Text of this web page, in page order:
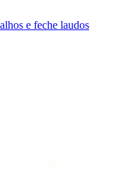
e feche laudos